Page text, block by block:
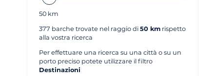
50 km
377 barche trovate nel raggio di 50 km rispetto
alla vostra ricerca
Per effettuare una ricerca su una città o su un
porto preciso potete utilizzare il filtro
Destinazioni